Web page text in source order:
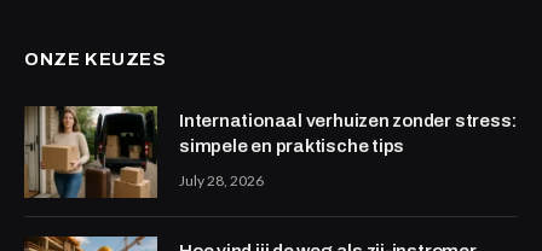
ONZE KEUZES
Internationaal verhuizen zonder stress:
simpele en praktische tips
July 28, 2026